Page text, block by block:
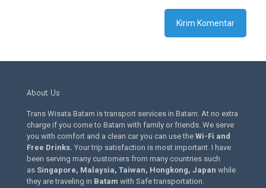
About Us
Trans Wisata Batam is transport services in Batam. At no extra
charge if you come to Batam with family or friends. We serve
you with comfort and a clean car you can use the Wi-Fi and
Free Drinks. Your trip satisfaction is most important. I have
been serving many customers from many countries such
as Singapore, Malaysia, Taiwan, Hongkong, Japan while
they are traveling in Batam with Safe transportation.